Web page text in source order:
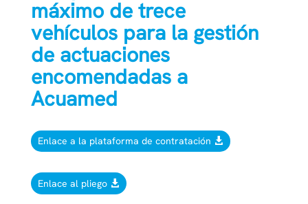
máximo de trece
vehículos para la gestión
de actuaciones
encomendadas a
Acuamed
Enlace a la plataforma de contratación
Enlace al pliego